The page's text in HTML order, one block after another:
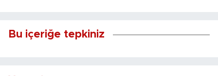
Bu içeriğe tepkiniz